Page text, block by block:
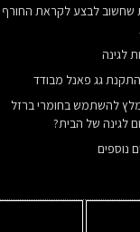
שחשוב לבצע לקראת החורף
לגינה
גג פאנל מבודד
להשתמש בחומרי ברזל
לגינה של הבית?
נוספים